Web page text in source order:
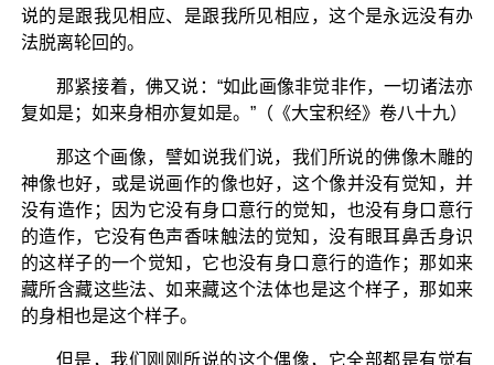
说的是跟我见相应、是跟我所见相应，这个是永远没有办
法脱离轮回的。
那紧接着，佛又说：“如此画像非觉非作，一切诸法亦
复如是；如来身相亦复如是。”（《大宝积经》卷八十九）
那这个画像，譬如说我们说，我们所说的佛像木雕的
神像也好，或是说画作的像也好，这个像并没有觉知，并
没有造作；因为它没有身口意行的觉知，也没有身口意行
的造作，它没有色声香味触法的觉知，没有眼耳鼻舌身识
的这样子的一个觉知，它也没有身口意行的造作；那如来
藏所含藏这些法、如来藏这个法体也是这个样子，那如来
的身相也是这个样子。
但是，我们刚刚所说的这个偶像，它全部都是有觉有